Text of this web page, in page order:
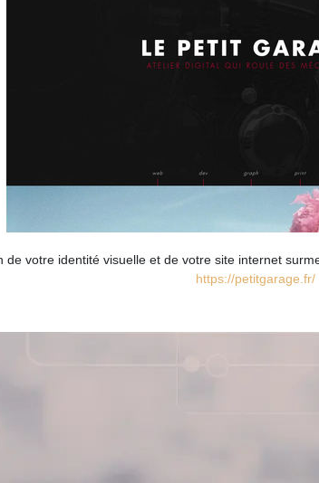
votre identité visuelle et de votre site internet
https://petitgarage.fr/